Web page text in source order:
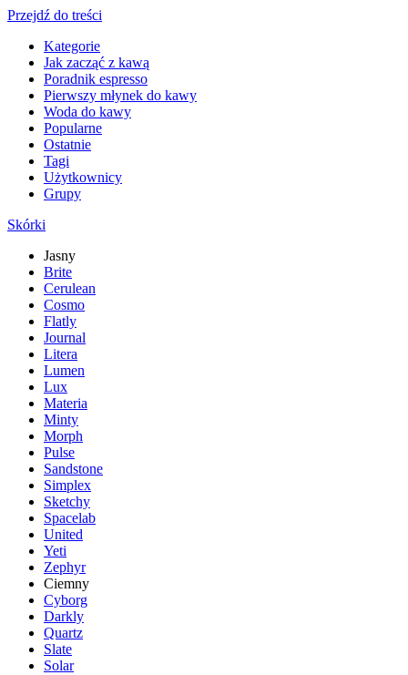
Przejdź do treści
Kategorie
Jak zacząć z kawą
Poradnik espresso
Pierwszy młynek do kawy
Woda do kawy
Popularne
Ostatnie
Tagi
Użytkownicy
Grupy
Skórki
Jasny
Brite
Cerulean
Cosmo
Flatly
Journal
Litera
Lumen
Lux
Materia
Minty
Morph
Pulse
Sandstone
Simplex
Sketchy
Spacelab
United
Yeti
Zephyr
Ciemny
Cyborg
Darkly
Quartz
Slate
Solar